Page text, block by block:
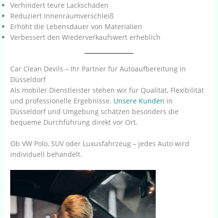
Verhindert teure Lackschäden
Reduziert Innenraumverschleiß
Erhöht die Lebensdauer von Materialien
Verbessert den Wiederverkaufswert erheblich
Car Clean Devils – Ihr Partner für Autoaufbereitung in
Düsseldorf
Als mobiler Dienstleister stehen wir für Qualität, Flexibilität
und professionelle Ergebnisse. Unsere Kunden in
Düsseldorf und Umgebung schätzen besonders die
bequeme Durchführung direkt vor Ort.
Ob VW Polo, SUV oder Luxusfahrzeug – jedes Auto wird
individuell behandelt.